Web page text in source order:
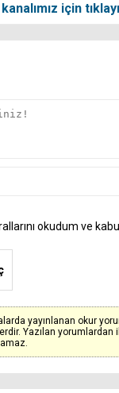
için
okudum ve
yayınlanan okur
Yazılan yorumlardan